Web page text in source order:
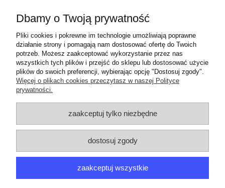
Stabilizator palnika średniego Sabaf Amica
Mastercook
29,00 zł
ZAMÓWIENIA
PRODUCENCI
MOJE KONTO
Dbamy o Twoją prywatność
Pliki cookies i pokrewne im technologie umożliwiają poprawne
działanie strony i pomagają nam dostosować ofertę do Twoich
potrzeb. Możesz zaakceptować wykorzystanie przez nas
wszystkich tych plików i przejść do sklepu lub dostosować użycie
plików do swoich preferencji, wybierając opcję "Dostosuj zgody".
Więcej o plikach cookies przeczytasz w naszej Polityce
prywatności.
zaakceptuj tylko niezbędne
dostosuj zgody
zaakceptuj wszystkie